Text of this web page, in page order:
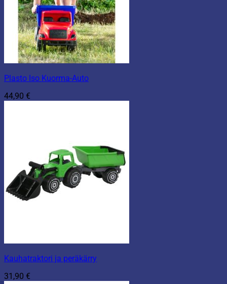
Plasto Iso Kuorma-Auto
44,90 €
Kauhatraktori ja peräkärry
31,90 €